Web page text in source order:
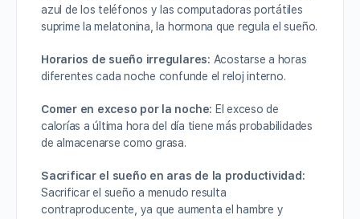
azul de los teléfonos y las computadoras portátiles
suprime la melatonina, la hormona que regula el sueño.
Horarios de sueño irregulares: Acostarse a horas
diferentes cada noche confunde el reloj interno.
Comer en exceso por la noche: El exceso de
calorías a última hora del día tiene más probabilidades
de almacenarse como grasa.
Sacrificar el sueño en aras de la productividad:
Sacrificar el sueño a menudo resulta
contraproducente, ya que aumenta el hambre y